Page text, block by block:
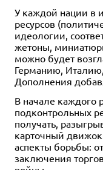
У каждой нации в
ресурсов
идеологии,
жетоны,
можно будет
Германию,
Дополнения
В начале каждого
подконтрольных
получать,
карточный
аспекты борьбы:
заключения